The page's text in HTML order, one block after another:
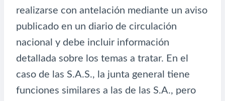
realizarse con antelación mediante un aviso
publicado en un diario de circulación
nacional y debe incluir información
detallada sobre los temas a tratar. En el
caso de las S.A.S., la junta general tiene
funciones similares a las de las S.A., pero